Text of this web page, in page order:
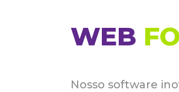
WEB
Nosso software